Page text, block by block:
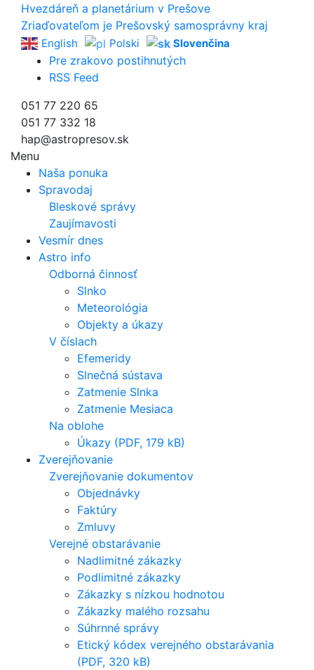
Hvezdáreň a planetárium v Prešove
Zriaďovateľom je Prešovský samosprávny kraj
English Polski Slovenčina
Pre zrakovo postihnutých
RSS Feed
051 77 220 65
051 77 332 18
hap@astropresov.sk
Menu
Naša ponuka
Spravodaj
Bleskové správy
Zaujímavosti
Vesmír dnes
Astro info
Odborná činnosť
Slnko
Meteorológia
Objekty a úkazy
V číslach
Efemeridy
Slnečná sústava
Zatmenie Slnka
Zatmenie Mesiaca
Na oblohe
Úkazy (PDF, 179 kB)
Zverejňovanie
Zverejňovanie dokumentov
Objednávky
Faktúry
Zmluvy
Verejné obstarávanie
Nadlimitné zákazky
Podlimitné zákazky
Zákazky s nízkou hodnotou
Zákazky malého rozsahu
Súhrnné správy
Etický kódex verejného obstarávania
(PDF, 320 kB)